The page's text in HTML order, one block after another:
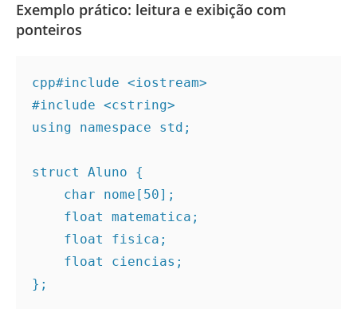
Exemplo prático: leitura e exibição com
ponteiros
cpp#include <iostream>
#include <cstring>
using namespace std;
struct Aluno {
};